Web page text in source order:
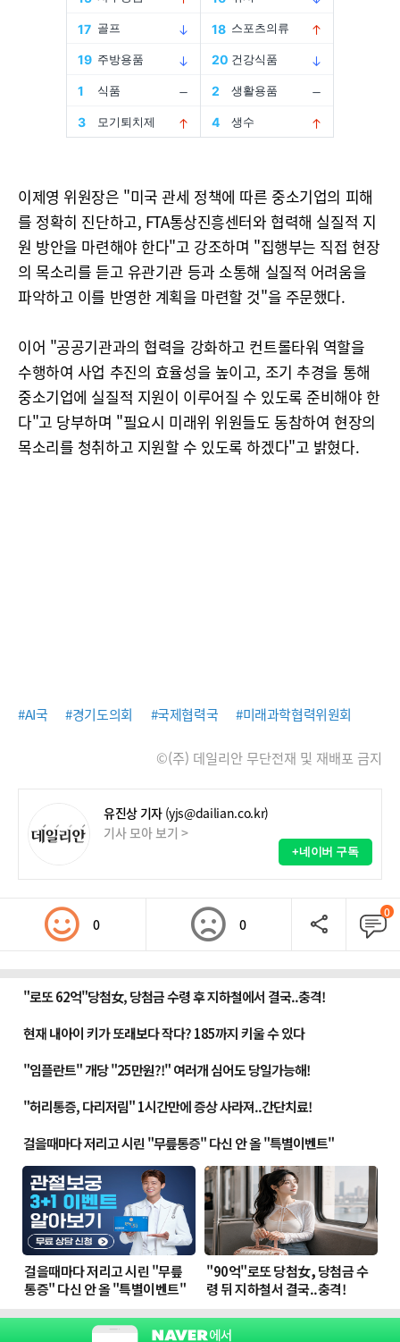
이제영 위원장은 "미국 관세 정책에 따른 중소기업의 피해
를 정확히 진단하고, FTA통상진흥센터와 협력해 실질적 지
원 방안을 마련해야 한다"고 강조하며 "집행부는 직접 현장
의 목소리를 듣고 유관기관 등과 소통해 실질적 어려움을
파악하고 이를 반영한 계획을 마련할 것"을 주문했다.
이어 "공공기관과의 협력을 강화하고 컨트롤타워 역할을
수행하여 사업 추진의 효율성을 높이고, 조기 추경을 통해
중소기업에 실질적 지원이 이루어질 수 있도록 준비해야 한
다"고 당부하며 "필요시 미래위 위원들도 동참하여 현장의
목소리를 청취하고 지원할 수 있도록 하겠다"고 밝혔다.
#AI국 #경기도의회 #국제협력국 #미래과학협력위원회
©(주) 데일리안 무단전재 및 재배포 금지
유진상 기자 (yjs@dailian.co.kr)
기사 모아 보기 >
+네이버 구독
0 0
0